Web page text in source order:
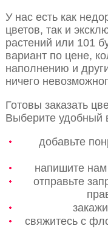
У нас есть как
цветов, так и
растений или 101
вариант по цене,
наполнению и
ничего
Готовы заказать
Выберите удобный
добавьте
напишите
отправьте
свяжитесь с